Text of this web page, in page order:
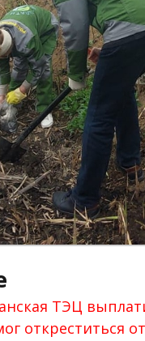
ТЭЦ
откреститься